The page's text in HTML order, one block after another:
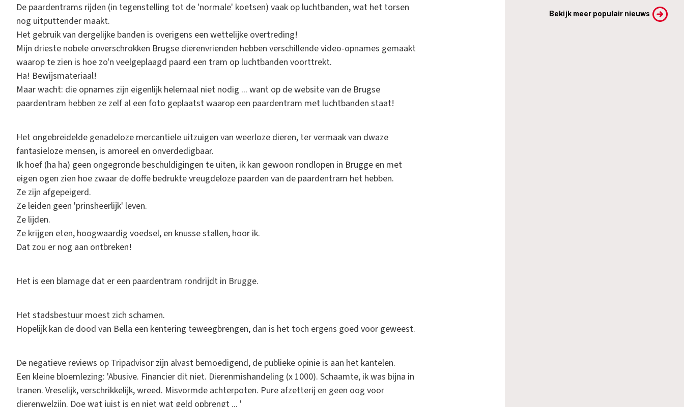
De paardentrams rijden (in tegenstelling tot de 'normale' koetsen) vaak op luchtbanden, wat het torsen
nog uitputtender maakt.
Het gebruik van dergelijke banden is overigens een wettelijke overtreding!
Mijn drieste nobele onverschrokken Brugse dierenvrienden hebben verschillende video-opnames gemaakt
waarop te zien is hoe zo'n veelgeplaagd paard een tram op luchtbanden voorttrekt.
Ha! Bewijsmateriaal!
Maar wacht: die opnames zijn eigenlijk helemaal niet nodig ... want op de website van de Brugse
paardentram hebben ze zelf al een foto geplaatst waarop een paardentram met luchtbanden staat!
Het ongebreidelde genadeloze mercantiele uitzuigen van weerloze dieren, ter vermaak van dwaze
fantasieloze mensen, is amoreel en onverdedigbaar.
Ik hoef (ha ha) geen ongegronde beschuldigingen te uiten, ik kan gewoon rondlopen in Brugge en met
eigen ogen zien hoe zwaar de doffe bedrukte vreugdeloze paarden van de paardentram het hebben.
Ze zijn afgepeigerd.
Ze leiden geen 'prinsheerlijk' leven.
Ze lijden.
Ze krijgen eten, hoogwaardig voedsel, en knusse stallen, hoor ik.
Dat zou er nog aan ontbreken!
Het is een blamage dat er een paardentram rondrijdt in Brugge.
Het stadsbestuur moest zich schamen.
Hopelijk kan de dood van Bella een kentering teweegbrengen, dan is het toch ergens goed voor geweest.
De negatieve reviews op Tripadvisor zijn alvast bemoedigend, de publieke opinie is aan het kantelen.
Een kleine bloemlezing: 'Abusive. Financier dit niet. Dierenmishandeling (x 1000). Schaamte, ik was bijna in
tranen. Vreselijk, verschrikkelijk, wreed. Misvormde achterpoten. Pure afzetterij en geen oog voor
dierenwelzijn. Doe wat juist is en niet wat geld opbrengt ... '
Bekijk meer populair nieuws